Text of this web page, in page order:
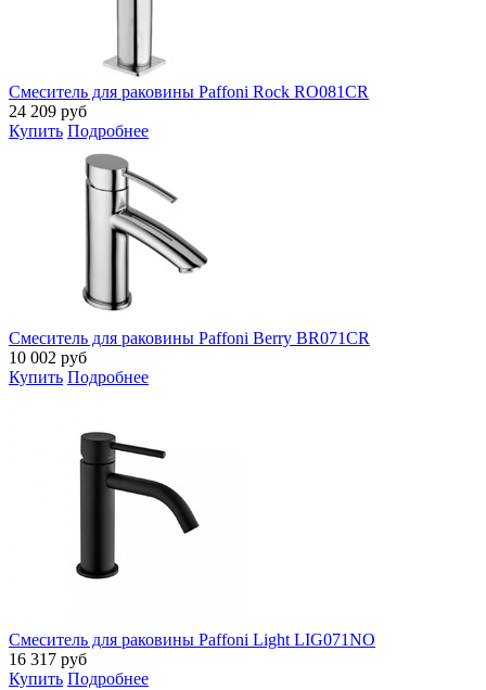
Смеситель для раковины Paffoni Rock RO081CR
24 209 руб
Купить Подробнее
Смеситель для раковины Paffoni Berry BR071CR
10 002 руб
Купить Подробнее
Смеситель для раковины Paffoni Light LIG071NO
16 317 руб
Купить Подробнее